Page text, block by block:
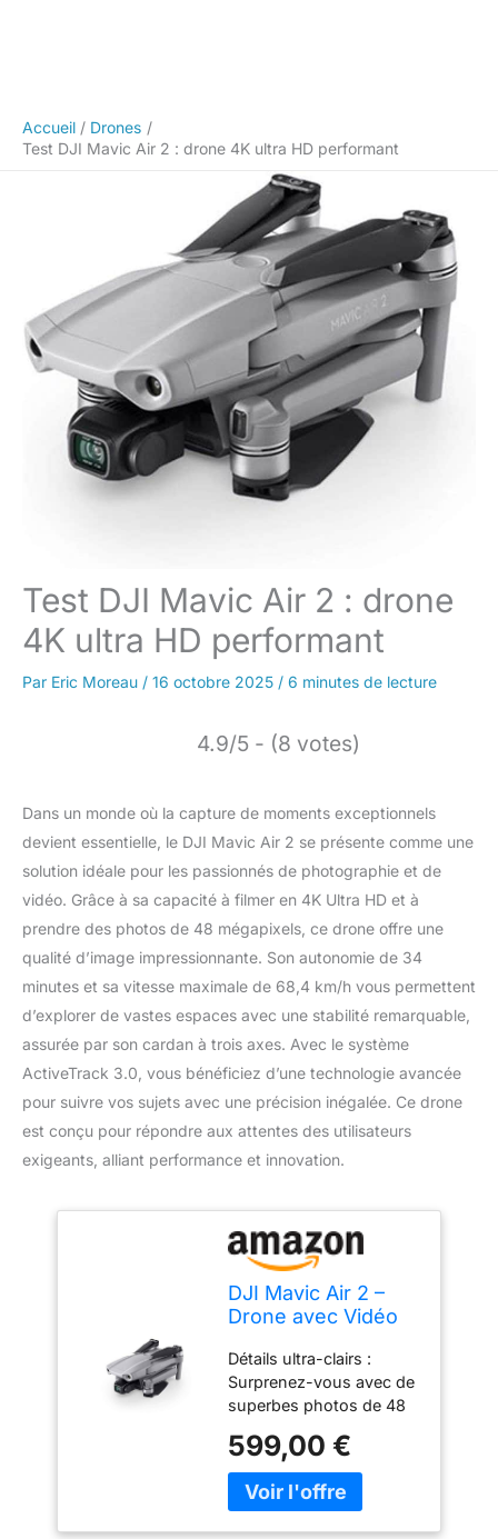
Accueil
Drones
Test DJI Mavic Air 2 : drone 4K ultra HD performant
Test DJI Mavic Air 2 : drone
4K ultra HD performant
Par Eric Moreau / 16 octobre 2025 / 6 minutes de lecture
4.9/5 - (8 votes)
Dans un monde où la capture de moments exceptionnels
devient essentielle, le DJI Mavic Air 2 se présente comme une
solution idéale pour les passionnés de photographie et de
vidéo. Grâce à sa capacité à filmer en 4K Ultra HD et à
prendre des photos de 48 mégapixels, ce drone offre une
qualité d’image impressionnante. Son autonomie de 34
minutes et sa vitesse maximale de 68,4 km/h vous permettent
d’explorer de vastes espaces avec une stabilité remarquable,
assurée par son cardan à trois axes. Avec le système
ActiveTrack 3.0, vous bénéficiez d’une technologie avancée
pour suivre vos sujets avec une précision inégalée. Ce drone
est conçu pour répondre aux attentes des utilisateurs
exigeants, alliant performance et innovation.
DJI Mavic Air 2 –
Drone avec Vidéo
48 Mégapixels,
Capteur CMOS ½
pouces, Vitesse
Max. 68,4 km/h,
Autonomie de 34
min, ActiveTrack
3.0, Cardan Trois
Axes – Gris
Détails ultra-clairs :
Surprenez-vous avec de
superbes photos de 48
capteur CMOS ½
pouces. Le cardan à 3
axes assure à vos vidéos
599,00 €